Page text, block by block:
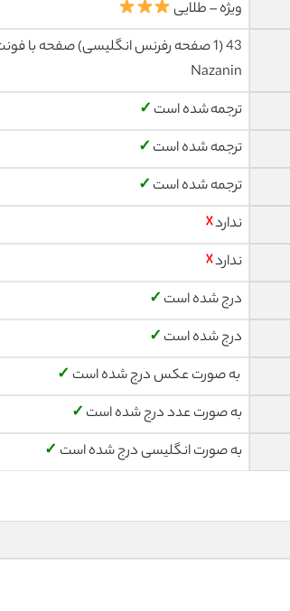
ویژه – طلایی
Nazanin
ترجمه شده است ✓
ترجمه شده است ✓
ترجمه شده است ✓
ندارد☓
ندارد☓
درج شده است ✓
درج شده است ✓
به صورت عکس درج شده است ✓
به صورت عدد درج شده است ✓
به صورت انگلیسی درج شده است ✓